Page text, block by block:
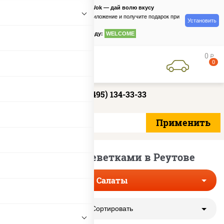
PizzaSushiWok — дай волю вкусу
Скачайте приложение и получите подарок при
по промокоду: WELCOME
Установить
0 руб
0
+7 (495) 134-33-33
Салаты с креветками в Реутове
Салаты
Сортировать